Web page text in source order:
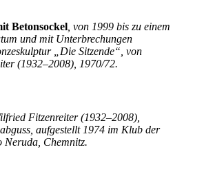
Betonsockel , von 1999 bis zu einem
und mit Unterbrechungen
„Die Sitzende“, von
(1932–2008), 1970/72.
Fitzenreiter (1932–2008),
aufgestellt 1974 im Klub der
Neruda, Chemnitz.